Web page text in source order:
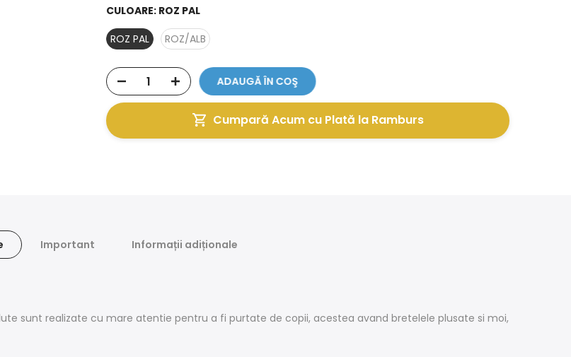
CULOARE: ROZ PAL
ROZ PAL
ROZ/ALB
ADAUGĂ ÎN COŞ
Cumpară Acum cu Plată la Ramburs
Important Informații adiționale
sunt realizate cu mare atentie pentru a fi purtate de copii, acestea avand bretelele plusate si moi,